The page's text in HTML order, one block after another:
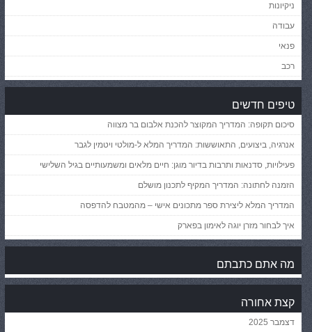
ניקיונות
עבודה
פנאי
רכב
טיפים חדשים
סיכום תקופה: המדריך המקוצר להכנת אלבום בר מצווה
אנרגיה, ביצועים, התאוששות: המדריך המלא ל-מולטי ויטמין לגבר
פעילויות, סדנאות ותרבות בדיור מוגן: חיים מלאים ומשמעותיים בגיל השלישי
הזמנה לחתונה: המדריך המקיף לתכנון מושלם
המדריך המלא ליצירת ספר מתכונים אישי – מהמטבח להדפסה
איך לבחור מזרן יוגה לאימון בפארק
מה אתם כתבתם
קצת אחורה
דצמבר 2025